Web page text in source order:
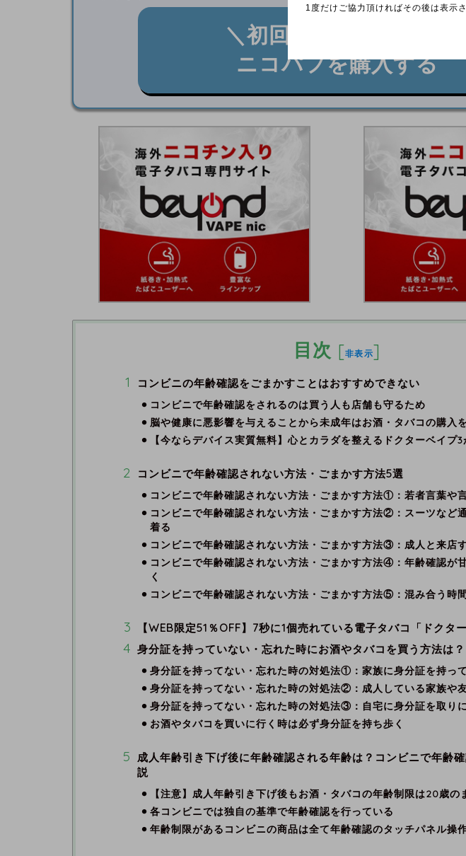
＼初回購入15％オフ／
ニコパフを購入する
目次 [非表示]
コンビニの年齢確認をごまかすことはおすすめできない
コンビニで年齢確認をされるのは買う人も店舗も守るため
脳や健康に悪影響を与えることから未成年はお酒・タバコの購入
【今ならデバイス実質無料】心とカラダを整えるドクターベイプ
コンビニで年齢確認されない方法・ごまかす方法5選
コンビニで年齢確認されない方法・ごまかす方法①：若者言葉や
コンビニで年齢確認されない方法・ごまかす方法②：スーツなど
着る
コンビニで年齢確認されない方法・ごまかす方法③：成人と来店
コンビニで年齢確認されない方法・ごまかす方法④：年齢確認が
く
コンビニで年齢確認されない方法・ごまかす方法⑤：混み合う時
【WEB限定51％OFF】7秒に1個売れている電子タバコ「ドクタ
身分証を持っていない・忘れた時にお酒やタバコを買う方法は？
身分証を持ってない・忘れた時の対処法①：家族に身分証を持っ
身分証を持ってない・忘れた時の対処法②：成人している家族や
身分証を持ってない・忘れた時の対処法③：自宅に身分証を取り
お酒やタバコを買いに行く時は必ず身分証を持ち歩く
成人年齢引き下げ後に年齢確認される年齢は？コンビニで年齢
説
【注意】成人年齢引き下げ後もお酒・タバコの年齢制限は20歳の
各コンビニでは独自の基準で年齢確認を行っている
年齢制限があるコンビニの商品は全て年齢確認のタッチパネル操
1度だけご協力頂ければその後は表示さ